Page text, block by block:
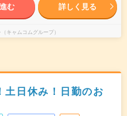
む 詳しく見る
キャムコムグループ）
日休み！日勤のお